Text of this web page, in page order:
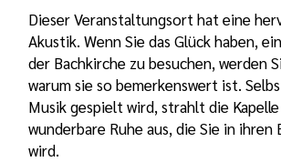
Dieser Veranstaltungsort hat eine
Akustik. Wenn Sie das Glück haben,
der Bachkirche zu besuchen, werden
warum sie so bemerkenswert ist.
Musik gespielt wird, strahlt die
wunderbare Ruhe aus, die Sie in ihren
wird.